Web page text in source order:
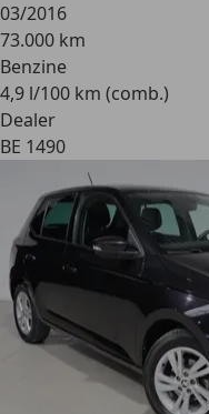
03/2016
73.000 km
Benzine
4,9 l/100 km (comb.)
Dealer
BE 1490